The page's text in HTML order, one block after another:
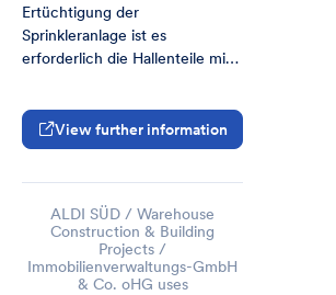
Ertüchtigung der
Sprinkleranlage ist es
erforderlich die Hallenteile mit
mit einer Rauchschürze von
1,20m abzugrenzen.
View further information
ALDI SÜD / Warehouse
Construction & Building
Projects /
Immobilienverwaltungs-GmbH
& Co. oHG uses